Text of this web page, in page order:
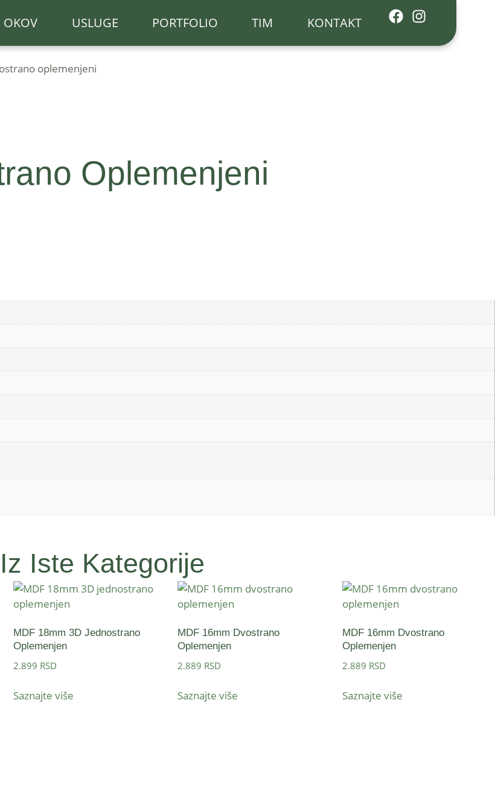
OKOV USLUGE PORTFOLIO TIM KONTAKT
oplemenjeni
Oplemenjeni
Iste Kategorije
MDF 18mm 3D Jednostrano
Oplemenjen
2.899 RSD
Saznajte više
MDF 16mm Dvostrano
Oplemenjen
2.889 RSD
Saznajte više
MDF 16mm Dvostrano
Oplemenjen
2.889 RSD
Saznajte više